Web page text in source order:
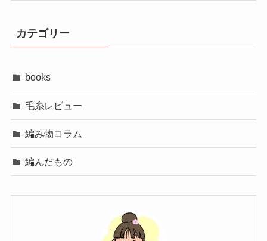
カテゴリー
books
毛糸レビュー
編み物コラム
編んだもの